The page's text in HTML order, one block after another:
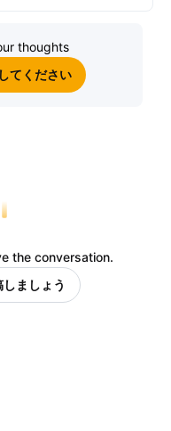
thoughts
てください
the conversation.
ましょう